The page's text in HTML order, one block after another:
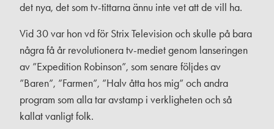
det nya, det som tv-tittarna ännu inte vet att de vill ha.
Vid 30 var hon vd för Strix Television och skulle på bara
några få år revolutionera tv-mediet genom lanseringen
av ”Expedition Robinson”, som senare följdes av
”Baren”, ”Farmen”, ”Halv åtta hos mig” och andra
program som alla tar avstamp i verkligheten och så
kallat vanligt folk.